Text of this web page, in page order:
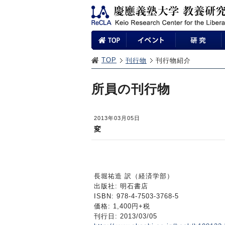
TOP 刊行物 刊行物紹介
所員の刊行物
2013年03月05日
変
長堀祐造 訳（経済学部）
出版社: 明石書店
ISBN: 978-4-7503-3768-5
価格: 1,400円+税
刊行日: 2013/03/05